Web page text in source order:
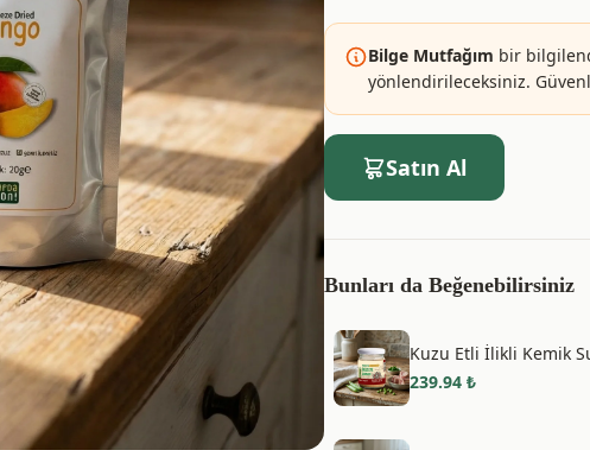
Bilge Mutfağım bir
yönlendirileceksiniz.
Satın Al
Bunları da Beğenebilirsiniz
Kuzu Etli İlikli Kemik
239.94 ₺